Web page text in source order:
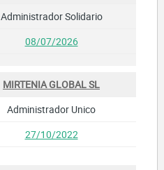
Administrador Solidario
08/07/2026
MIRTENIA GLOBAL SL
Administrador Unico
27/10/2022